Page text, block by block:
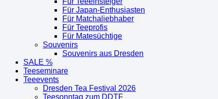
Für Japan-Enthusiasten
Für Matchaliebhaber
Für Teeprofis
Für Matesüchtige
Souvenirs
Souvenirs aus Dresden
SALE %
Teeseminare
Teeevents
Dresden Tea Festival 2026
Teesonntag zum DDTF